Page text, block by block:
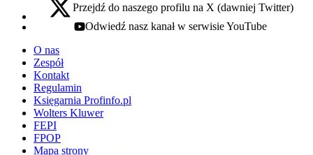
x - otwiera się w nowej karcie
Przejdź do naszego profilu na X (dawniej Twitter)
youtube - otwiera się w nowej karcie
Odwiedź nasz kanał w serwisie YouTube
O nas
Zespół
Kontakt
Regulamin
Księgarnia Profinfo.pl
Wolters Kluwer
FEPI
FPOP
Mapa strony